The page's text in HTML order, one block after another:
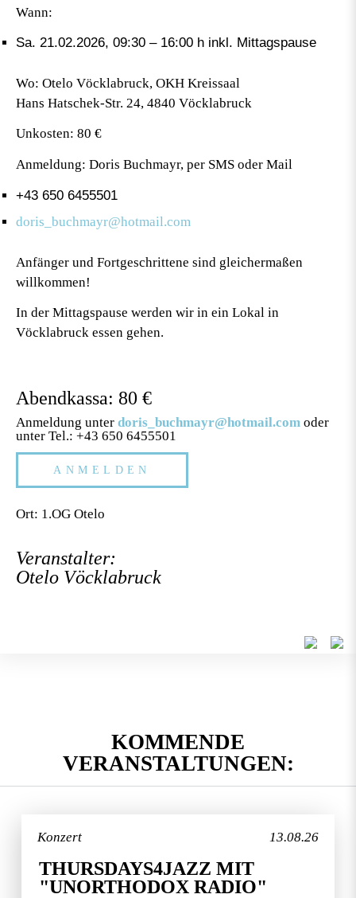
Wann:
Sa. 21.02.2026, 09:30 – 16:00 h inkl. Mittagspause
Wo: Otelo Vöcklabruck, OKH Kreissaal
Hans Hatschek-Str. 24, 4840 Vöcklabruck
Unkosten: 80 €
Anmeldung: Doris Buchmayr, per SMS oder Mail
+43 650 6455501
doris_buchmayr@hotmail.com
Anfänger und Fortgeschrittene sind gleichermaßen
willkommen!
In der Mittagspause werden wir in ein Lokal in
Vöcklabruck essen gehen.
Abendkassa: 80 €
Anmeldung unter doris_buchmayr@hotmail.com oder
unter Tel.: +43 650 6455501
ANMELDEN
Ort: 1.OG Otelo
Veranstalter:
Otelo Vöcklabruck
KOMMENDE
VERANSTALTUNGEN:
13.08.26
Konzert
THURSDAYS4JAZZ MIT
"UNORTHODOX RADIO"